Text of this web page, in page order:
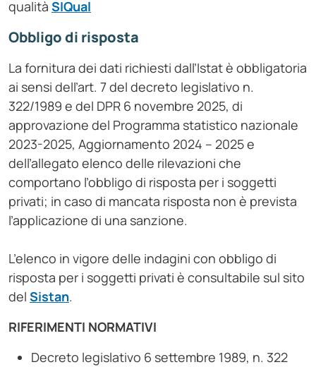
qualità SIQual
Obbligo di risposta
La fornitura dei dati richiesti dall’Istat è obbligatoria
ai sensi dell’art. 7 del decreto legislativo n.
322/1989 e del DPR 6 novembre 2025, di
approvazione del Programma statistico nazionale
2023-2025, Aggiornamento 2024 – 2025 e
dell’allegato elenco delle rilevazioni che
comportano l’obbligo di risposta per i soggetti
privati; in caso di mancata risposta non è prevista
l’applicazione di una sanzione.
L’elenco in vigore delle indagini con obbligo di
risposta per i soggetti privati è consultabile sul sito
del Sistan.
RIFERIMENTI NORMATIVI
Decreto legislativo 6 settembre 1989, n. 322